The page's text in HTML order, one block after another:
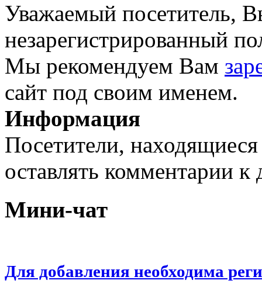
Уважаемый посетитель,
незарегистрированный
Мы рекомендуем Вам
сайт под своим именем.
Информация
Посетители,
оставлять комментарии
Мини-чат
Для добавления необходима